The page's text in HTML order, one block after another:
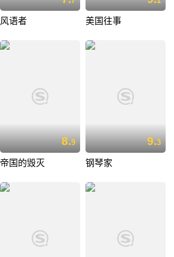
风语者 美国往事
8.9
帝国的毁灭
9.3
钢琴家